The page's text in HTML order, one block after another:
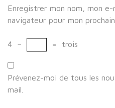
Enregistrer mon nom, mon
navigateur pour mon
4 − = trois
Prévenez-moi de tous les
mail.